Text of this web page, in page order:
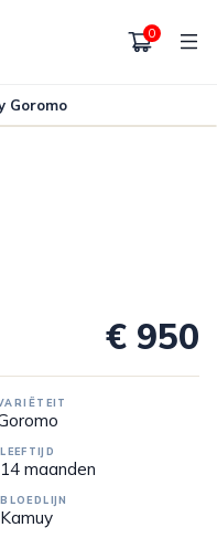
0
Goromo
€ 950
LEEFTIJD
14 maanden
BLOEDLIJN
Kamuy